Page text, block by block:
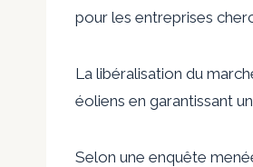
pour les entreprises
La libéralisation du
éoliens en garantissant
Selon une enquête